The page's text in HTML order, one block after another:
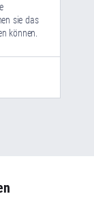
sie das
können.